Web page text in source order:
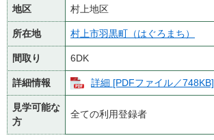
地区 村上地区
所在地 村上市羽黒町（はぐろまち）
間取り 6DK
詳細情報 詳細 [PDFファイル／748KB]
見学可能な
方
全ての利用登録者